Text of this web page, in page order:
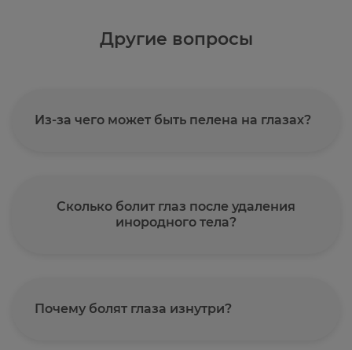
Другие вопросы
Из-за чего может быть пелена на глазах?
Сколько болит глаз после удаления
инородного тела?
Почему болят глаза изнутри?